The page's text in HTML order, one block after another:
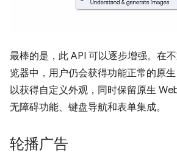
最棒的是，此 API 可以逐步增强。在
览器中，用户仍会获得功能正常的原
以获得自定义外观，同时保留原生
无障碍功能、键盘导航和表单集成。
轮播广告